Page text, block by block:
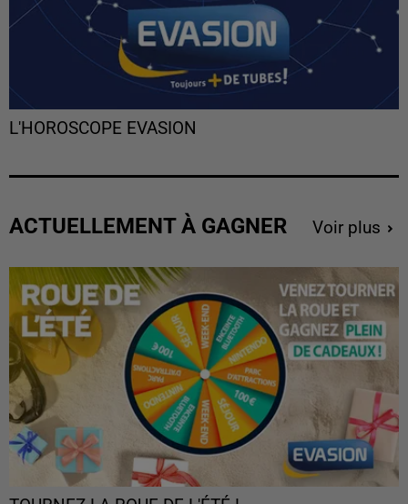
L'HOROSCOPE EVASION
ACTUELLEMENT À GAGNER Voir plus